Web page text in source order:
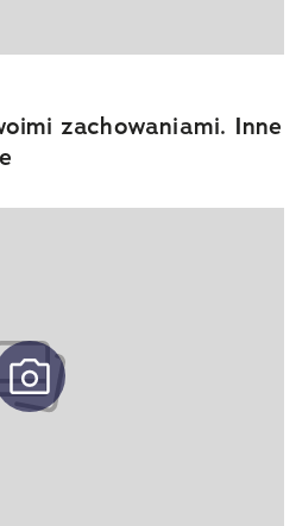
zachowaniami. Inne